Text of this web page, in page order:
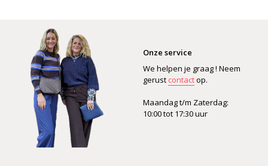
Onze service
We helpen je graag ! Neem
gerust contactop.
Maandag t/m Zaterdag:
10:00 tot 17:30 uur